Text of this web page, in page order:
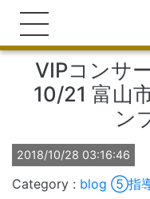
VIPコンサ
10/21 富山
ン
2018/10/28 03:16:46
blog ⑤指導